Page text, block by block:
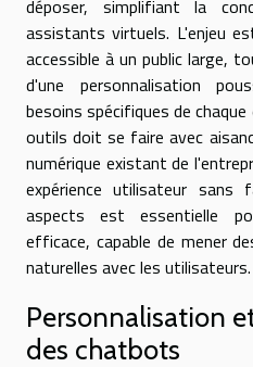
déposer, simplifiant la
assistants virtuels. L'enjeu
accessible à un public large,
d'une personnalisation
besoins spécifiques de
outils doit se faire avec
numérique existant de
expérience utilisateur
aspects est essentielle
efficace, capable de mener
naturelles avec les utilisateurs.
Personnalisation
des chatbots